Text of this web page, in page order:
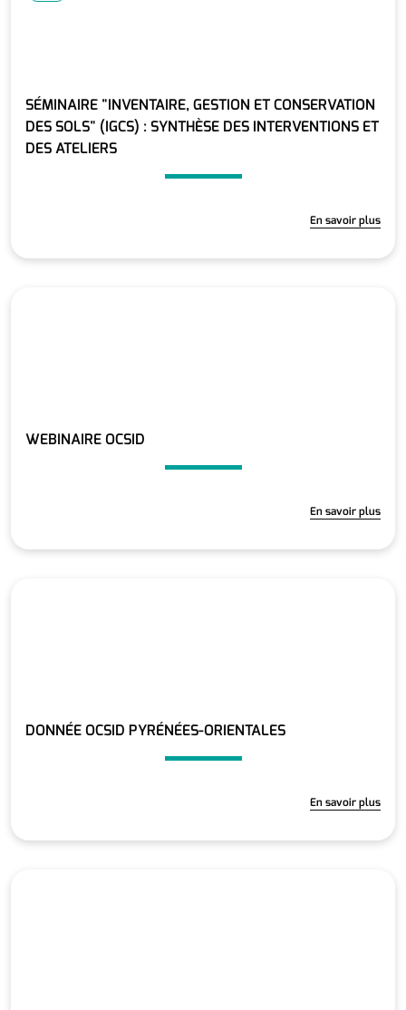
SÉMINAIRE "INVENTAIRE, GESTION ET CONSERVATION
DES SOLS" (IGCS) : SYNTHÈSE DES INTERVENTIONS ET
DES ATELIERS
En savoir plus
WEBINAIRE OCSID
En savoir plus
DONNÉE OCSID PYRÉNÉES-ORIENTALES
En savoir plus